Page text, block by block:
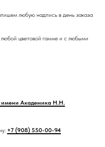
любую надпись в день заказа
цветовой гамме и с любыми
имени Академика Н.Н.
+7 (908) 550-00-94